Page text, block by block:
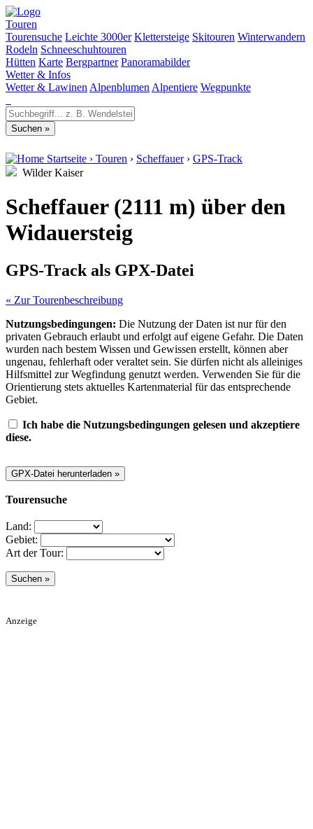
Touren
Tourensuche Leichte 3000er Klettersteige Skitouren Winterwandern
Rodeln Schneeschuhtouren
Hütten Karte Bergpartner Panoramabilder
Wetter & Infos
Wetter & Lawinen Alpenblumen Alpentiere Wegpunkte
Startseite › Touren › Scheffauer › GPS-Track
Wilder Kaiser
Scheffauer (2111 m) über den
Widauersteig
GPS-Track als GPX-Datei
« Zur Tourenbeschreibung
Nutzungsbedingungen: Die Nutzung der Daten ist nur für den
privaten Gebrauch erlaubt und erfolgt auf eigene Gefahr. Die Daten
wurden nach bestem Wissen und Gewissen erstellt, können aber
ungenau, fehlerhaft oder veraltet sein. Sie dürfen nicht als alleiniges
Hilfsmittel zur Wegfindung genutzt werden. Verwenden Sie für die
Orientierung stets aktuelles Kartenmaterial für das entsprechende
Gebiet.
Ich habe die Nutzungsbedingungen gelesen und akzeptiere
diese.
Tourensuche
Land:
Gebiet:
Art der Tour:
Anzeige